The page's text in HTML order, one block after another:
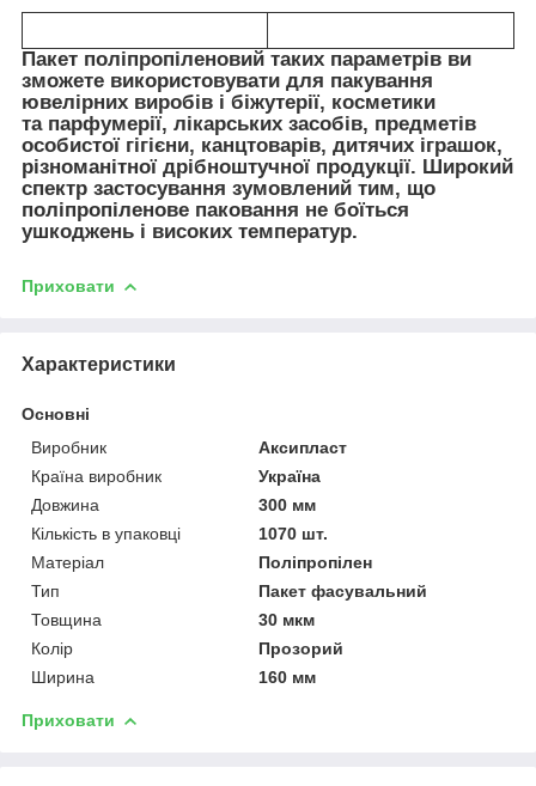
Пакет поліпропіленовий таких параметрів ви
зможете використовувати для пакування
ювелірних виробів і біжутерії, косметики
та парфумерії, лікарських засобів, предметів
особистої гігієни, канцтоварів, дитячих іграшок,
різноманітної дрібноштучної продукції. Широкий
спектр застосування зумовлений тим, що
поліпропіленове паковання не боїться
ушкоджень і високих температур.
Приховати
Характеристики
Основні
Виробник
Аксипласт
Країна виробник
Україна
Довжина
300 мм
Кількість в упаковці
1070 шт.
Матеріал
Поліпропілен
Тип
Пакет фасувальний
Товщина
30 мкм
Колір
Прозорий
Ширина
160 мм
Приховати